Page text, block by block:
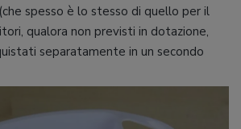
spesso è lo stesso di quello per il
qualora non previsti in dotazione,
separatamente in un secondo